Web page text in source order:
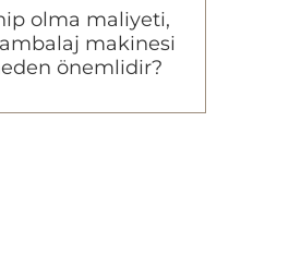
olma maliyeti,
makinesi
önemlidir?